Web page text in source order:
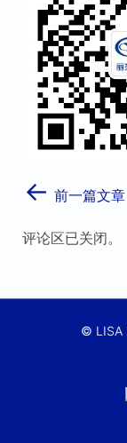
← 前一篇文章
评论区已关闭。
© LISA